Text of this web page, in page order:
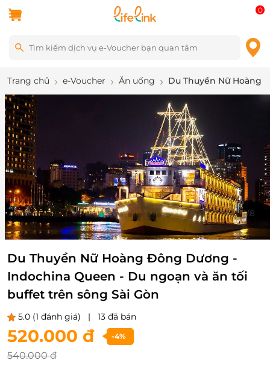
0
Trang chủ e-Voucher Ăn uống Du Thuyền Nữ Hoàng
1/8
Du Thuyền Nữ Hoàng Đông Dương -
Indochina Queen - Du ngoạn và ăn tối
buffet trên sông Sài Gòn
5.0 (1 đánh giá) | 13 đã bán
520.000 đ -4%
540.000 đ